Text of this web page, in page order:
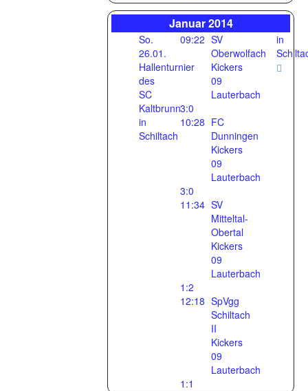
Januar 2014
So.
26.01.
Hallenturnier
des
SC
Kaltbrunn
in
Schiltach
09:22 SV
Oberwolfach
Kickers
09
Lauterbach
3:0
10:28 FC
Dunningen
Kickers
09
Lauterbach
3:0
11:34 SV
Mitteltal-
Obertal
Kickers
09
Lauterbach
1:2
12:18 SpVgg
Schiltach
II
Kickers
09
Lauterbach
1:1
in